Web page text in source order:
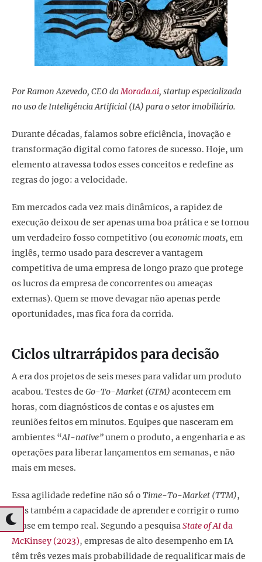
Por Ramon Azevedo, CEO daMorada.ai, startup especializada
no uso de Inteligência Artificial (IA) para o setor imobiliário.
Durante décadas, falamos sobre eficiência, inovação e
transformação digital como fatores de sucesso. Hoje, um
elemento atravessa todos esses conceitos e redefine as
regras do jogo: a velocidade.
Em mercados cada vez mais dinâmicos, a rapidez de
execução deixou de ser apenas uma boa prática e se tornou
um verdadeiro fosso competitivo (oueconomic moats, em
inglês, termo usado para descrever a vantagem
competitiva de uma empresa de longo prazo que protege
os lucros da empresa de concorrentes ou ameaças
externas). Quem se move devagar não apenas perde
oportunidades, mas fica fora da corrida.
Ciclos ultrarrápidos para decisão
A era dos projetos de seis meses para validar um produto
acabou. Testes de Go-To-Market (GTM) acontecem em
horas, com diagnósticos de contas e os ajustes em
reuniões feitos em minutos. Equipes que nasceram em
ambientes “AI-native”unem o produto, a engenharia e as
operações para liberar lançamentos em semanas, e não
mais em meses.
Essa agilidade redefine não só o Time-To-Market (TTM),
mas também a capacidade de aprender e corrigir o rumo
quase em tempo real. Segundo a pesquisaState of AIda
McKinsey (2023), empresas de alto desempenho em IA
têm três vezes mais probabilidade de requalificar mais de